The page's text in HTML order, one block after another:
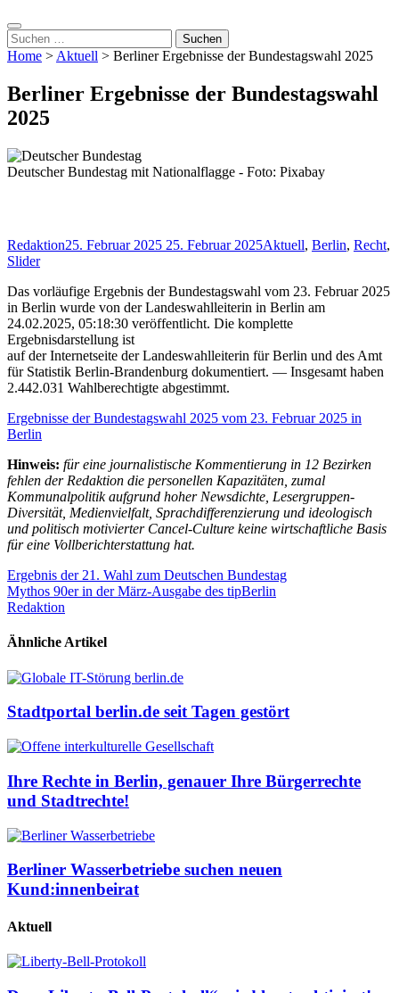
Suchen
nach:
Home >Aktuell > Berliner Ergebnisse der Bundestagswahl 2025
Berliner Ergebnisse der Bundestagswahl
2025
Deutscher Bundestag mit Nationalflagge - Foto: Pixabay
Redaktion25. Februar 2025 25. Februar 2025Aktuell, Berlin, Recht,
Slider
Das vorläufige Ergebnis der Bundestagswahl vom 23. Februar 2025
in Berlin wurde von der Landeswahlleiterin in Berlin am
24.02.2025, 05:18:30 veröffentlicht. Die komplette
Ergebnisdarstellung ist
auf der Internetseite der Landeswahlleiterin für Berlin und des Amt
für Statistik Berlin-Brandenburg dokumentiert. — Insgesamt haben
2.442.031 Wahlberechtigte abgestimmt.
Ergebnisse der Bundestagswahl 2025 vom 23. Februar 2025 in
Berlin
Hinweis: für eine journalistische Kommentierung in 12 Bezirken
fehlen der Redaktion die personellen Kapazitäten, zumal
Kommunalpolitik aufgrund hoher Newsdichte, Lesergruppen-
Diversität, Medienvielfalt, Sprachdifferenzierung und ideologisch
und politisch motivierter Cancel-Culture keine wirtschaftliche Basis
für eine Vollberichterstattung hat.
Beitragsnavigation
Ergebnis der 21. Wahl zum Deutschen Bundestag
Mythos 90er in der März-Ausgabe des tipBerlin
Redaktion
Ähnliche Artikel
Stadtportal berlin.de seit Tagen gestört
Ihre Rechte in Berlin, genauer Ihre Bürgerrechte
und Stadtrechte!
Berliner Wasserbetriebe suchen neuen
Kund:innenbeirat
Aktuell